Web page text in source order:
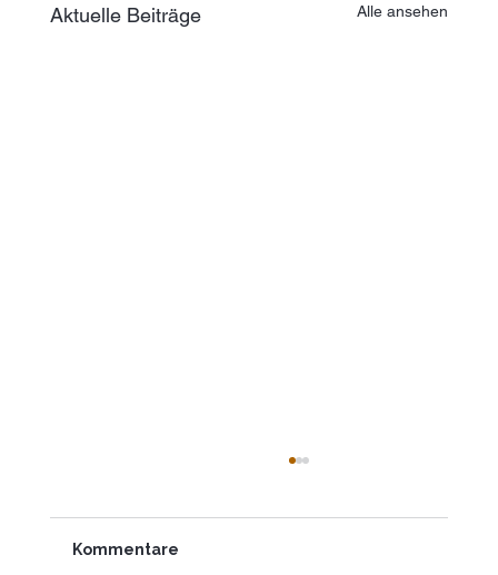
Aktuelle Beiträge Alle ansehen
Kommentare